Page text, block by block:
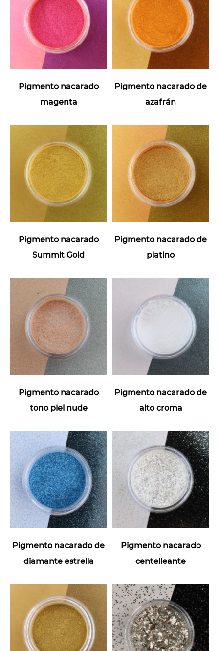
Pigmento nacarado
magenta
Pigmento nacarado de
azafrán
Pigmento nacarado
Summit Gold
Pigmento nacarado de
platino
Pigmento nacarado
tono piel nude
Pigmento nacarado de
alto croma
Pigmento nacarado de
diamante estrella
Pigmento nacarado
centelleante